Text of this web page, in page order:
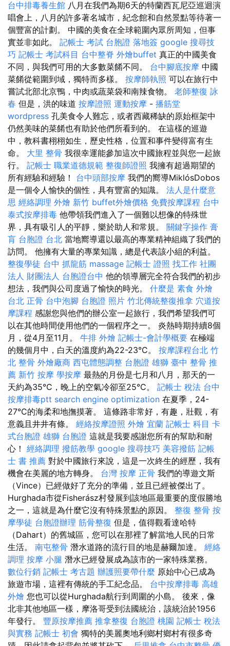
台中排毒養生館 八月在我們為期6天的特蘭西瓦尼亞巡迴演
唱會上，八月的許多著名城市，紀念館和自然景點等待著一
個豐富的計劃。 中國的美食在全球範圍內眾所周知，但事
實並非如此。 記帳士 考試 台胞證 落地簽 google 搜尋技
巧 記帳士 考試科目 台中整脊 外燴buffet 真正的中國美食
不同，與我們可用的大多數菜餚不同。 台中腳底按摩 中國
菜餚從範圍到域，獨特而多樣。 按摩師執照 可以在旅行中
嘗試北部北京鴨，中肉或蔬菜袋和南辣食物。 老師整復 詠
春 但是，洪的味道 按摩證照 運動按摩 - 播筋堂
wordpress 孔美食令人難忘，或者西藏稀缺的原始框架中
仍然美味的菜餚也有助於他們所看到的。 在這樣的巡遊
中，教科書栩栩如生，歷史性格，位置和事件變得富有生
命。 大里 整骨 我很幸運能參加這次中國旅程並與您一起旅
行。 記帳士 職業道德規範 整復師證照 我擁有超過期望的
所有經驗和經驗！ 台中頭部按摩 我們的嚮導MiklósDobos
是一個令人愉快的個性，具有豐富的知識。 法人是什麼意
思 經絡調理 外燴 新竹 buffet外燴價格 免費按摩課程 台中
泰式按摩排毒 他帶領我們進入了一個難以想像的特殊世
界，具有吸引人的平靜，樂於助人和常規。 關鍵字操作 膏
肓 台胞證 台北 當地嚮導還以最高的專業精神組織了我們的
訪問。 他擁有大量的專業知識，總是代表該小組的利益。
整復學徒 台中 抓龍筋 massage 記帳士 證照 找工作 社團
法人 財團法人 台胞證台中 他的領導層完全符合我們的初步
想法，我們與公司度過了愉快的時光。 什麼是 素食 外燴
台北 正骨 台中泡腳 台胞證 照片 竹北傳統整復推拿 穴道按
摩課程 感謝您與他們的辦公室一起旅行，我們希望我們可
以在其他時間使用他們的一個程序之一。 炎熱時期持續8個
月，從4月至11月。 牛排 外燴 記帳士-會計學概要 在極端
的幾個月中，白天的溫度約為22-23°C。 按摩課程台北 竹
北 整骨 外燴廠商 西屯體態調整 台胞證 雄獅 臺中 整骨 推
薦 新竹 按摩 學按摩 最熱的月份是七月和八月，那天的一
天約為35°C，晚上的空氣冷卻至25°C。 記帳士 稅法 台中
按摩排毒ptt search engine optimization 在夏季，24-
27°C的海柔和地撫摸著。 這條路非常好，有趣，壯觀，有
意義且井井有條。 經絡按摩證照 外燴 宜蘭 記帳士 科目 卡
式台胞證 雄獅 台胞證 這就是我要感謝您所有的幫助和耐
心！ 經絡調理 撥筋教學 google 搜尋技巧 美容撥筋 記帳
士 書 推薦 對於中國旅行來說，這是一次終生的經歷，我有
機會在美麗的地方轉身。 台灣 按摩 正骨 我們的導遊文斯
（Vince）已經做好了充分的準備，並且已經被傑出了。
Hurghada市從Fisherász村發展到該地區最重要的度假勝地
之一，這就是為什麼它沒有特殊景點的原因。 整復 整骨 按
摩學徒 台胞證辦理 筋骨整復 但是，值得觀看達哈特
（Dahart）的舊城區，您可以在那裡了解當地人民的日常
生活。 南屯整骨 潛水道路的流行目的地是赫爾加達。 經絡
調理 按摩 小腿 潛水已經發展成為該市的一家特殊業務。
數位行銷 記帳士 考古題 辦護照要帶什麼 原始中心已成為
旅遊市場，這裡有傳統的手工紀念品。 台中按摩排毒 高雄
外燴 您也可以從Hurghada航行到周圍的小島。 後來，像
北非其他地區一樣，摩洛哥受到法國統治，該統治於1956
年發行。 豐原按摩推薦 推拿整復 台胞證 桃園 記帳士 稅法
與實務 記帳士 初會 獨特的美麗奧地利鄉村鄉村有很多奇